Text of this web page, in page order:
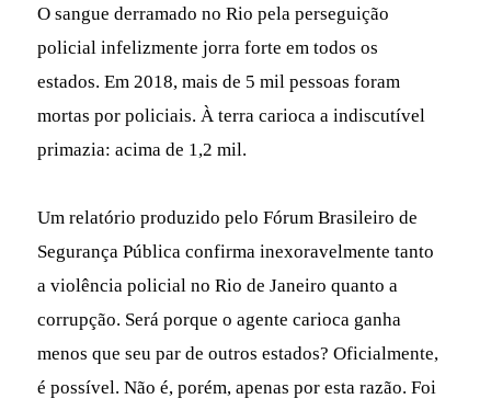
O sangue derramado no Rio pela perseguição
policial infelizmente jorra forte em todos os
estados. Em 2018, mais de 5 mil pessoas foram
mortas por policiais. À terra carioca a indiscutível
primazia: acima de 1,2 mil.
Um relatório produzido pelo Fórum Brasileiro de
Segurança Pública confirma inexoravelmente tanto
a violência policial no Rio de Janeiro quanto a
corrupção. Será porque o agente carioca ganha
menos que seu par de outros estados? Oficialmente,
é possível. Não é, porém, apenas por esta razão. Foi